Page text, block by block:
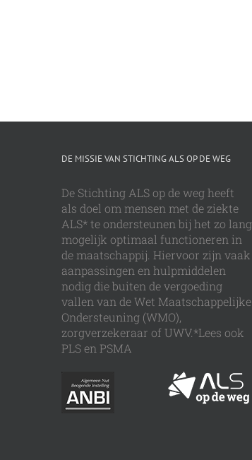
DE MISSIE VAN STICHTING ALS OP DE WEG
De Stichting ALS op de weg heeft
als doel om mensen met de ziekte
ALS* te ondersteunen bij het zo lang
mogelijk optimaal functioneren in
de maatschappij. Hiervoor zijn vaak
aanpassingen en hulpmiddelen
nodig die buiten de vergoeding
vallen van de Wet Maatschappelijke
Ondersteuning (WMO),
zorgverzekeraar of UWV.*Lees ook
PLS en PSMA